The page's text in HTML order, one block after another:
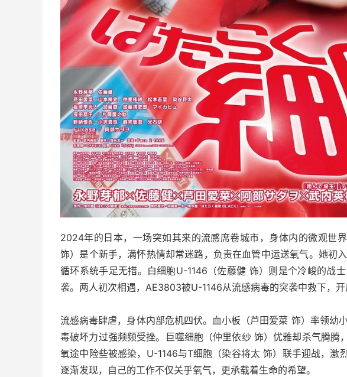
2024年的日本，一场突如其来的流感席卷城市，身体内的微观世
饰）是个新手，满怀热情却常迷路，负责在血管中运送氧气。她初
循环系统手足无措。白细胞U-1146（佐藤健 饰）则是个冷峻的战
袭。两人初次相遇，AE3803被U-1146从流感病毒的突袭中救下，开
流感病毒肆虐，身体内部危机四伏。血小板（芦田爱菜 饰）率领幼
毒破坏力过强频频受挫。巨噬细胞（仲里依纱 饰）优雅却杀气腾
氧途中险些被感染，U-1146与T细胞（染谷将太 饰）联手迎战，激
逐渐发现，自己的工作不仅关乎氧气，更承载着生命的希望。